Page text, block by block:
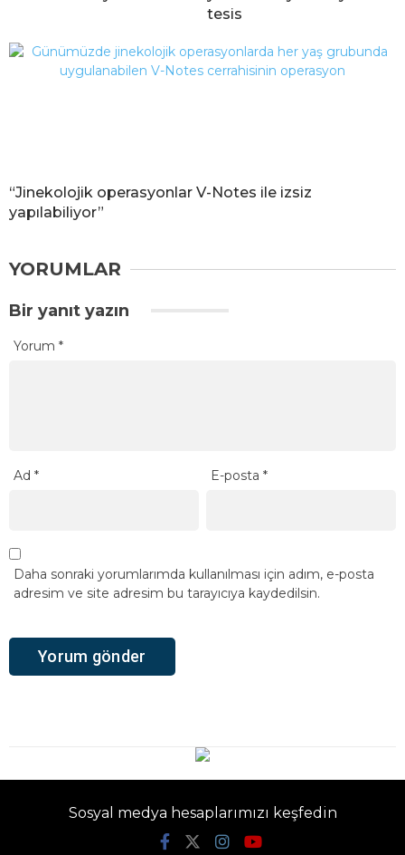
tesis
“Jinekolojik operasyonlar V-Notes ile izsiz
yapılabiliyor”
YORUMLAR
Bir yanıt yazın
Yorum *
Ad * E-posta*
Daha sonraki yorumlarımda kullanılması için adım, e-posta
adresim ve site adresim bu tarayıcıya kaydedilsin.
Sosyal medya hesaplarımızı keşfedin